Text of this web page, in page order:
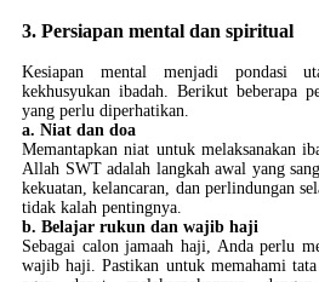
3. Persiapan mental dan spiritual
Kesiapan mental menjadi pondasi
kekhusyukan ibadah. Berikut beberapa
yang perlu diperhatikan.
a. Niat dan doa
Memantapkan niat untuk melaksanakan
Allah SWT adalah langkah awal yang
kekuatan, kelancaran, dan perlindungan
tidak kalah pentingnya.
b. Belajar rukun dan wajib haji
Sebagai calon jamaah haji, Anda perlu
wajib haji. Pastikan untuk memahami